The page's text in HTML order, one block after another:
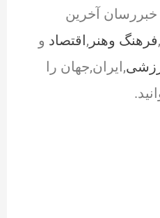
آخرین
فرهنگ وهنر ,اقتصاد و
,ایران,جهان را